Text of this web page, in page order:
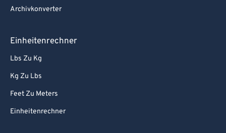
Archivkonverter
Einheitenrechner
Lbs Zu Kg
Kg Zu Lbs
Feet Zu Meters
Einheitenrechner